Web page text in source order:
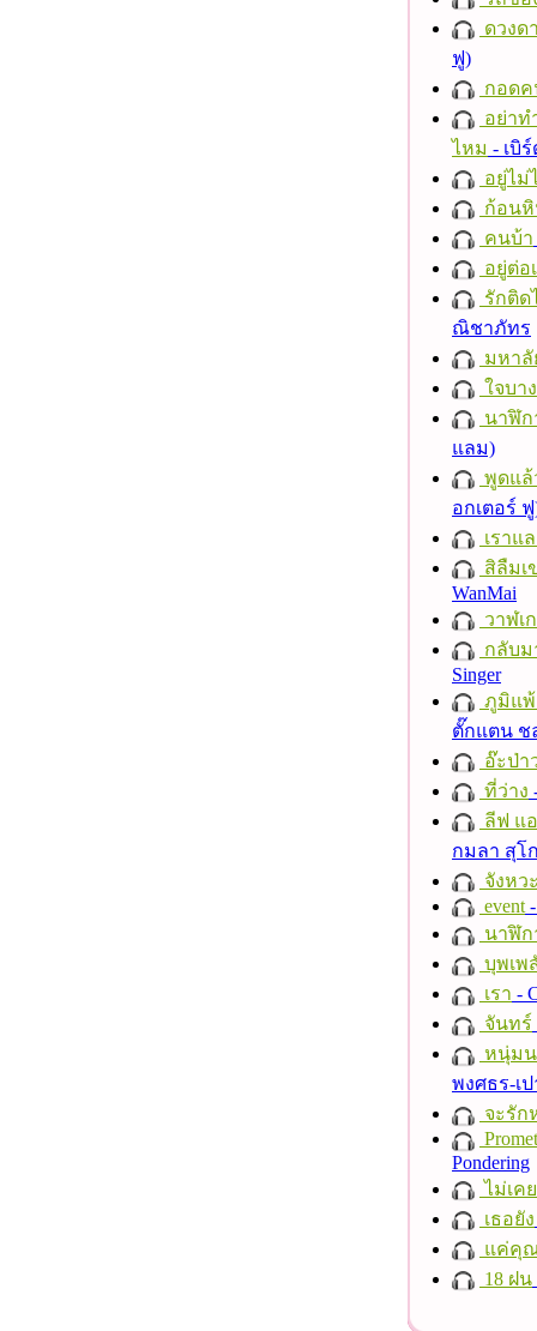
ดวงด
ฟู)
กอดค
อย่าท
ไหม - เบิ
อยู่ไม่
ก้อน
คนบ้า
อยู่ต่อ
รักติด
ณิชาภัทร
มหาลั
ใจบาง
นาฬิก
แลม)
พูดแล้
อกเตอร์
เราแ
สิลืมเ
WanMai
วาฬเ
กลับม
Singer
ภูมิแพ้
ตั๊กแตน ช
อ๊ะป่า
ที่ว่าง
ลีฟ แอ
กมลา สุโ
จังหว
event
นาฬิก
บุพเพ
เรา -
จันทร์
หนุ่มน
พงศธร-เ
จะรัก
Pondering
ไม่เคย
เธอยัง
แค่คุ
18 ฝน